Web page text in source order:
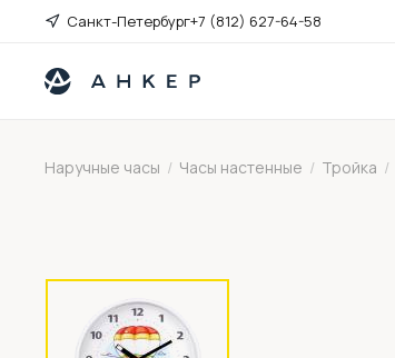
Санкт-Петербург+7 (812) 627-64-58
Наручные часы / Часы настенные / Тройка /